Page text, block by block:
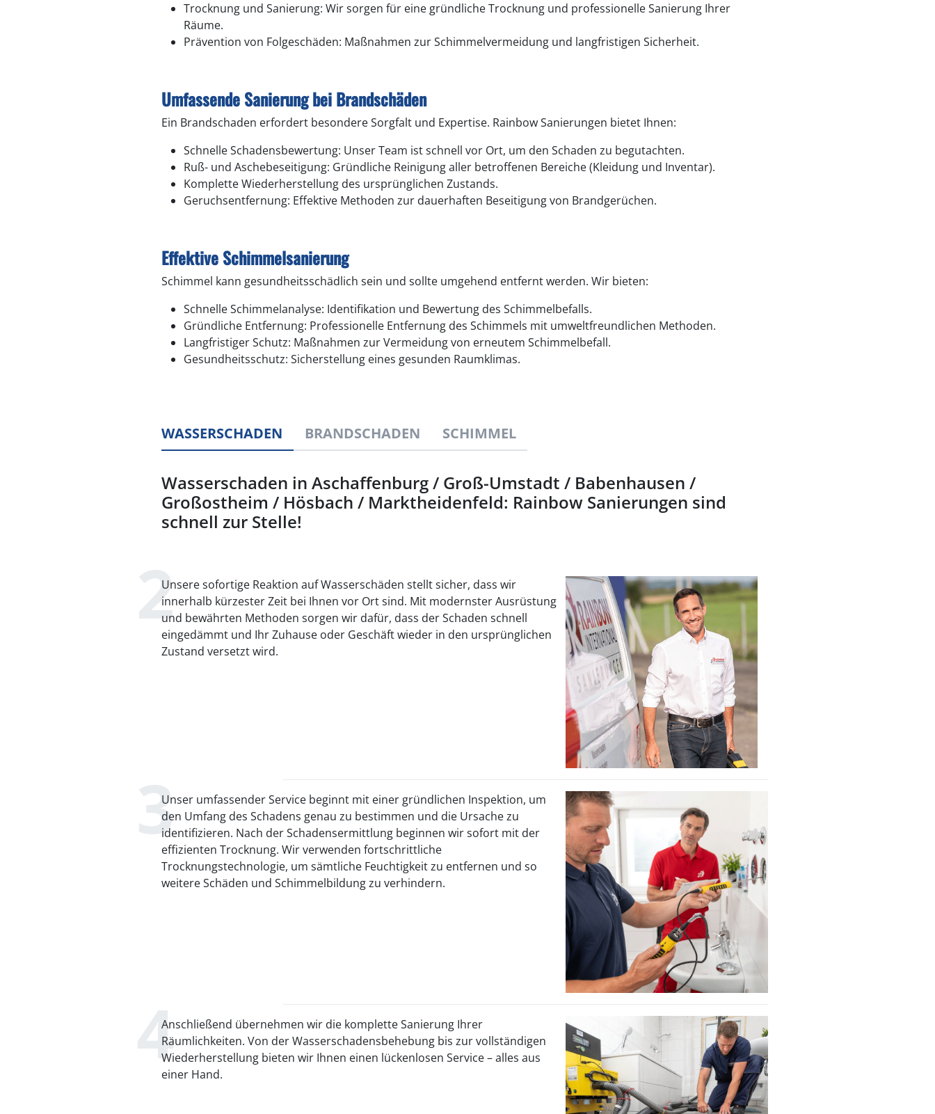
Trocknung und Sanierung: Wir sorgen für eine gründliche Trocknung und professionelle Sanierung Ihrer
Räume.
Prävention von Folgeschäden: Maßnahmen zur Schimmelvermeidung und langfristigen Sicherheit.
Umfassende Sanierung bei Brandschäden
Ein Brandschaden erfordert besondere Sorgfalt und Expertise. Rainbow Sanierungen bietet Ihnen:
Schnelle Schadensbewertung: Unser Team ist schnell vor Ort, um den Schaden zu begutachten.
Ruß- und Aschebeseitigung: Gründliche Reinigung aller betroffenen Bereiche (Kleidung und Inventar).
Komplette Wiederherstellung des ursprünglichen Zustands.
Geruchsentfernung: Effektive Methoden zur dauerhaften Beseitigung von Brandgerüchen.
Effektive Schimmelsanierung
Schimmel kann gesundheitsschädlich sein und sollte umgehend entfernt werden. Wir bieten:
Schnelle Schimmelanalyse: Identifikation und Bewertung des Schimmelbefalls.
Gründliche Entfernung: Professionelle Entfernung des Schimmels mit umweltfreundlichen Methoden.
Langfristiger Schutz: Maßnahmen zur Vermeidung von erneutem Schimmelbefall.
Gesundheitsschutz: Sicherstellung eines gesunden Raumklimas.
WASSERSCHADEN BRANDSCHADEN SCHIMMEL
Wasserschaden in Aschaffenburg / Groß-Umstadt / Babenhausen /
Großostheim / Hösbach / Marktheidenfeld: Rainbow Sanierungen sind
schnell zur Stelle!
Unsere sofortige Reaktion auf Wasserschäden stellt sicher, dass wir
innerhalb kürzester Zeit bei Ihnen vor Ort sind. Mit modernster Ausrüstung
und bewährten Methoden sorgen wir dafür, dass der Schaden schnell
eingedämmt und Ihr Zuhause oder Geschäft wieder in den ursprünglichen
Zustand versetzt wird.
Unser umfassender Service beginnt mit einer gründlichen Inspektion, um
den Umfang des Schadens genau zu bestimmen und die Ursache zu
identifizieren. Nach der Schadensermittlung beginnen wir sofort mit der
effizienten Trocknung. Wir verwenden fortschrittliche
Trocknungstechnologie, um sämtliche Feuchtigkeit zu entfernen und so
weitere Schäden und Schimmelbildung zu verhindern.
Anschließend übernehmen wir die komplette Sanierung Ihrer
Räumlichkeiten. Von der Wasserschadensbehebung bis zur vollständigen
Wiederherstellung bieten wir Ihnen einen lückenlosen Service – alles aus
einer Hand.